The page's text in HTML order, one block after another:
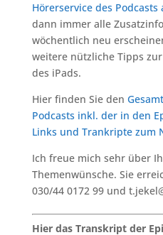
Hörerservice des Podcasts
dann immer alle
wöchentlich neu
weitere nützliche Tipps
des iPads.
Hier finden Sie den
Podcasts inkl. der in den
Links und Trankripte zum
Ich freue mich sehr über
Themenwünsche. Sie
030/44 0172 99 und
Hier das Transkript der